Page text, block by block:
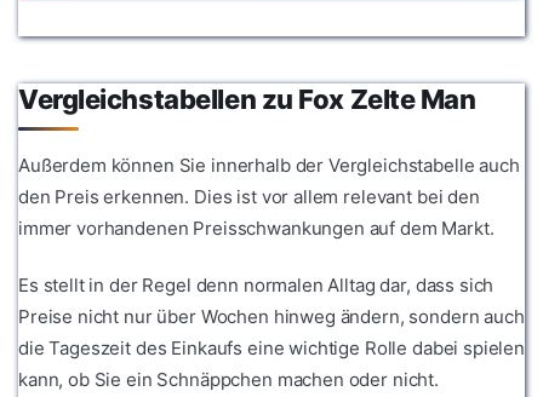
Vergleichstabellen zu Fox Zelte Man
Außerdem können Sie innerhalb der Vergleichstabelle auch
den Preis erkennen. Dies ist vor allem relevant bei den
immer vorhandenen Preisschwankungen auf dem Markt.
Es stellt in der Regel denn normalen Alltag dar, dass sich
Preise nicht nur über Wochen hinweg ändern, sondern auch
die Tageszeit des Einkaufs eine wichtige Rolle dabei spielen
kann, ob Sie ein Schnäppchen machen oder nicht.